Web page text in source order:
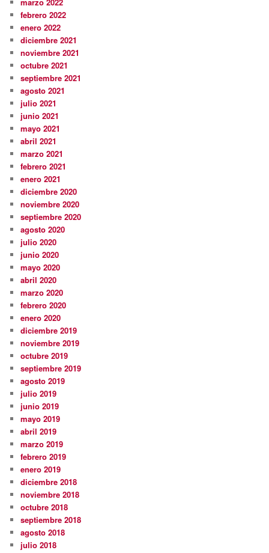
febrero 2022
enero 2022
diciembre 2021
noviembre 2021
octubre 2021
septiembre 2021
agosto 2021
julio 2021
junio 2021
mayo 2021
abril 2021
marzo 2021
febrero 2021
enero 2021
diciembre 2020
noviembre 2020
septiembre 2020
agosto 2020
julio 2020
junio 2020
mayo 2020
abril 2020
marzo 2020
febrero 2020
enero 2020
diciembre 2019
noviembre 2019
octubre 2019
septiembre 2019
agosto 2019
julio 2019
junio 2019
mayo 2019
abril 2019
marzo 2019
febrero 2019
enero 2019
diciembre 2018
noviembre 2018
octubre 2018
septiembre 2018
agosto 2018
julio 2018